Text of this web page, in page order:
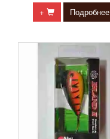
+ Подробнее